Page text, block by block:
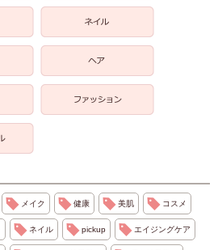
メイク 健康 美肌 コスメ
ネイル pickup エイジングケア